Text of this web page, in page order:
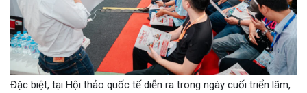
Đặc biệt, tại Hội thảo quốc tế diễn ra trong ngày cuối triển lãm,